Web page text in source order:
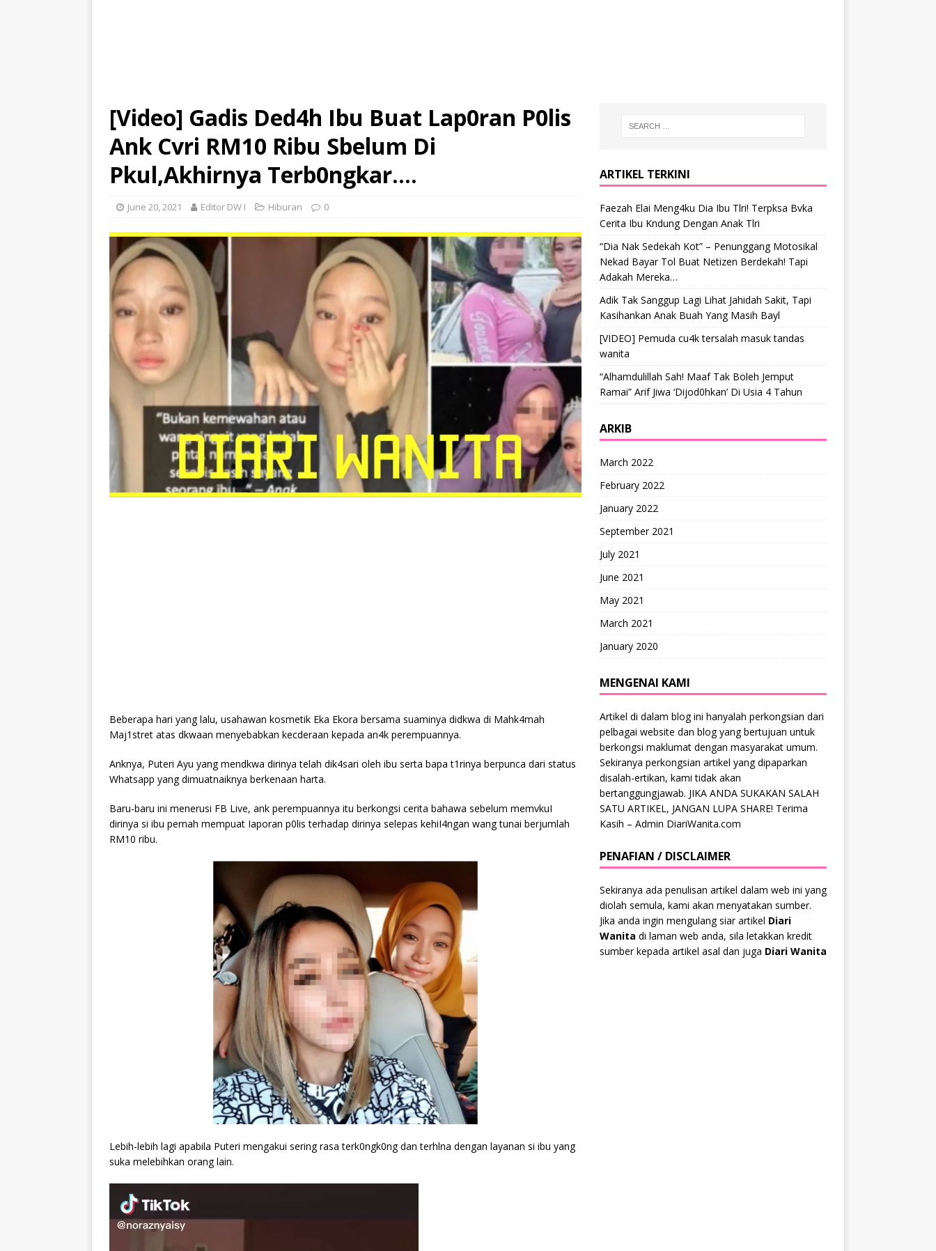
[Video] Gadis Ded4h Ibu Buat Lap0ran P0lis
Ank Cvri RM10 Ribu Sbelum Di
Pkul,Akhirnya Terb0ngkar….
June 20, 2021 Editor DW I Hiburan 0
Beberapa hari yang lalu, usahawan kosmetik Eka Ekora bersama suaminya didkwa di Mahk4mah
Maj1stret atas dkwaan menyebabkan kecderaan kepada an4k perempuannya.
Anknya, Puteri Ayu yang mendkwa dirinya telah dik4sari oleh ibu serta bapa t1rinya berpunca dari status
Whatsapp yang dimuatnaiknya berkenaan harta.
Baru-baru ini menerusi FB Live, ank perempuannya itu berkongsi cerita bahawa sebelum memvkuI
dirinya si ibu pernah mempuat Iaporan p0lis terhadap dirinya selepas kehiI4ngan wang tunai berjumlah
RM10 ribu.
Lebih-lebih lagi apabila Puteri mengakui sering rasa terk0ngk0ng dan terhlna dengan layanan si ibu yang
suka melebihkan orang lain.
Video
Player
ARTIKEL TERKINI
Faezah Elai Meng4ku Dia Ibu Tlri! Terpksa Bvka
Cerita Ibu Kndung Dengan Anak Tlri
“Dia Nak Sedekah Kot” – Penunggang Motosikal
Nekad Bayar Tol Buat Netizen Berdekah! Tapi
Adakah Mereka…
Adik Tak Sanggup Lagi Lihat Jahidah Sakit, Tapi
Kasihankan Anak Buah Yang Masih Bayl
[VIDEO] Pemuda cu4k tersalah masuk tandas
wanita
“Alhamdulillah Sah! Maaf Tak Boleh Jemput
Ramai” Arif Jiwa ‘Dijod0hkan’ Di Usia 4 Tahun
ARKIB
March 2022
February 2022
January 2022
September 2021
July 2021
June 2021
May 2021
March 2021
January 2020
MENGENAI KAMI
Artikel di dalam blog ini hanyalah perkongsian dari
pelbagai website dan blog yang bertujuan untuk
berkongsi maklumat dengan masyarakat umum.
Sekiranya perkongsian artikel yang dipaparkan
disalah-ertikan, kami tidak akan
bertanggungjawab. JIKA ANDA SUKAKAN SALAH
SATU ARTIKEL, JANGAN LUPA SHARE! Terima
Kasih – Admin DiariWanita.com
PENAFIAN / DISCLAIMER
Sekiranya ada penulisan artikel dalam web ini yang
diolah semula, kami akan menyatakan sumber.
Jika anda ingin mengulang siar artikel Diari
Wanita di laman web anda, sila letakkan kredit
sumber kepada artikel asal dan juga Diari Wanita